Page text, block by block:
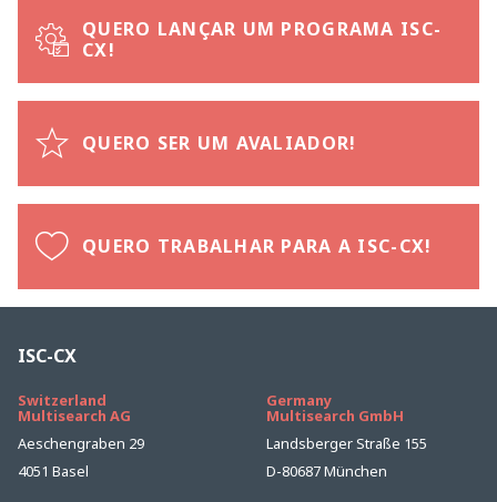
QUERO LANÇAR UM PROGRAMA ISC-
CX!
QUERO SER UM AVALIADOR!
QUERO TRABALHAR PARA A ISC-CX!
ISC-CX
Switzerland
Multisearch AG
Aeschengraben 29
4051 Basel
Germany
Multisearch GmbH
Landsberger Straße 155
D-80687 München